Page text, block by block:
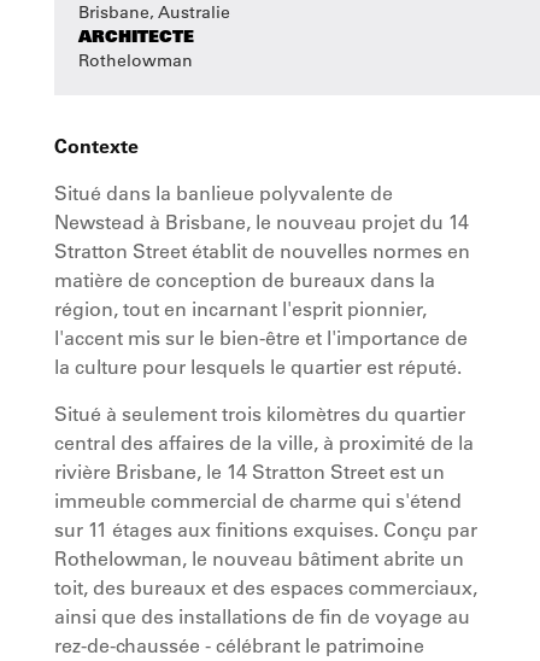
Brisbane, Australie
ARCHITECTE
Rothelowman
Contexte
Situé dans la banlieue polyvalente de
Newstead à Brisbane, le nouveau projet du 14
Stratton Street établit de nouvelles normes en
matière de conception de bureaux dans la
région, tout en incarnant l'esprit pionnier,
l'accent mis sur le bien-être et l'importance de
la culture pour lesquels le quartier est réputé.
Situé à seulement trois kilomètres du quartier
central des affaires de la ville, à proximité de la
rivière Brisbane, le 14 Stratton Street est un
immeuble commercial de charme qui s'étend
sur 11 étages aux finitions exquises. Conçu par
Rothelowman, le nouveau bâtiment abrite un
toit, des bureaux et des espaces commerciaux,
ainsi que des installations de fin de voyage au
rez-de-chaussée - célébrant le patrimoine